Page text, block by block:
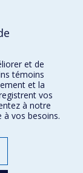
et de
témoins
et la
vos
à notre
vos besoins.